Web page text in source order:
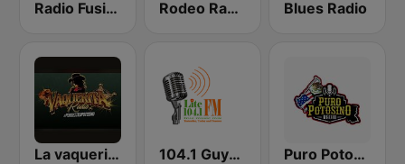
Radio Fusión Rodeo Radio Blues Radio
La vaquerita radio 104.1 Guyana Lite FM Puro Potosino Raido